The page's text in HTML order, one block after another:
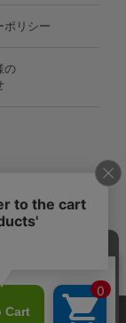
ポリシー
の
情報などの取得およ